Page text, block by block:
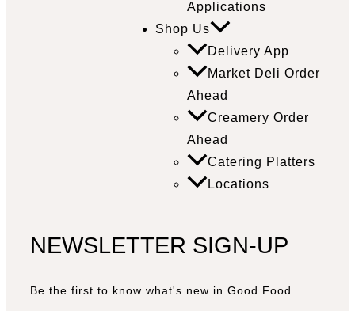
Applications
Shop Us
Delivery App
Market Deli Order
Ahead
Creamery Order
Ahead
Catering Platters
Locations
NEWSLETTER SIGN-UP
Be the first to know what's new in Good Food